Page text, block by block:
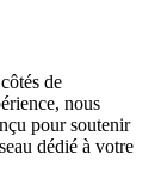
de
nous
pour soutenir
dédié à votre